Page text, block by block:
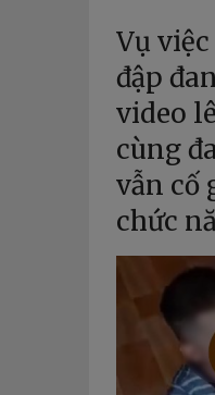
Vụ
đập
video
cùng
vẫn cố
chức